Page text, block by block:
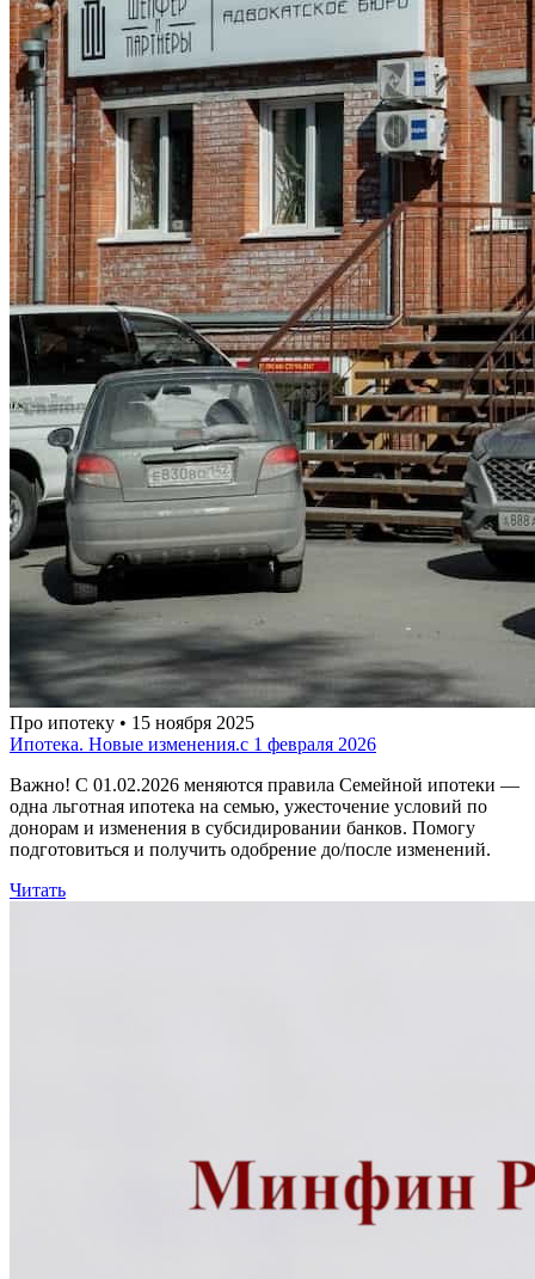
Про ипотеку • 15 ноября 2025
Ипотека. Новые изменения.с 1 февраля 2026
Важно! С 01.02.2026 меняются правила Семейной ипотеки —
одна льготная ипотека на семью, ужесточение условий по
донорам и изменения в субсидировании банков. Помогу
подготовиться и получить одобрение до/после изменений.
Читать